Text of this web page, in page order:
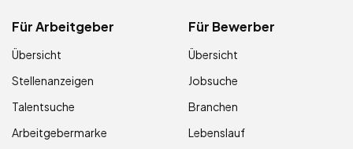
Für Arbeitgeber
Übersicht
Stellenanzeigen
Talentsuche
Arbeitgebermarke
Für Bewerber
Übersicht
Jobsuche
Branchen
Lebenslauf